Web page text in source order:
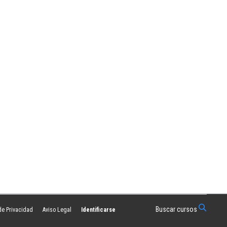
Privacidad Aviso Legal Identificarse Buscar cursos